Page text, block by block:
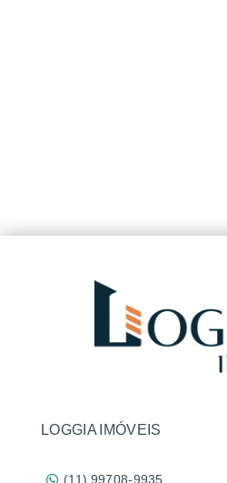
LOGGIA IMÓVEIS
(11) 99708-9935